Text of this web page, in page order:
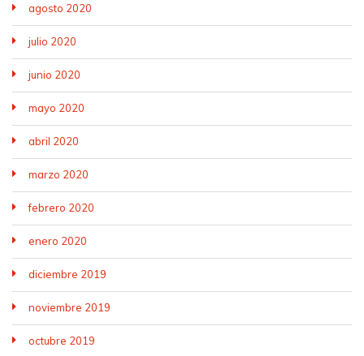
agosto 2020
julio 2020
junio 2020
mayo 2020
abril 2020
marzo 2020
febrero 2020
enero 2020
diciembre 2019
noviembre 2019
octubre 2019